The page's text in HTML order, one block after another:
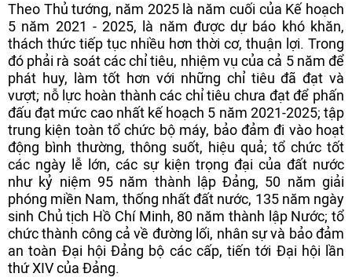
Theo Thủ tướng, năm 2025 là năm cuối của Kế hoạch
5 năm 2021 - 2025, là năm được dự báo khó khăn,
thách thức tiếp tục nhiều hơn thời cơ, thuận lợi. Trong
đó phải rà soát các chỉ tiêu, nhiệm vụ của cả 5 năm để
phát huy, làm tốt hơn với những chỉ tiêu đã đạt và
vượt; nỗ lực hoàn thành các chỉ tiêu chưa đạt để phấn
đấu đạt mức cao nhất kế hoạch 5 năm 2021-2025; tập
trung kiện toàn tổ chức bộ máy, bảo đảm đi vào hoạt
động bình thường, thông suốt, hiệu quả; tổ chức tốt
các ngày lễ lớn, các sự kiện trọng đại của đất nước
như kỷ niệm 95 năm thành lập Đảng, 50 năm giải
phóng miền Nam, thống nhất đất nước, 135 năm ngày
sinh Chủ tịch Hồ Chí Minh, 80 năm thành lập Nước; tổ
chức thành công cả về đường lối, nhân sự và bảo đảm
an toàn Đại hội Đảng bộ các cấp, tiến tới Đại hội lần
thứ XIV của Đảng.